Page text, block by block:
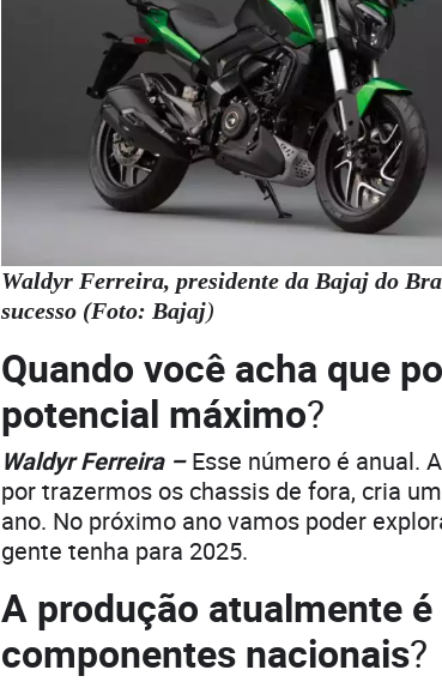
Waldyr Ferreira, presidente da Bajaj do
sucesso (Foto: Bajaj)
Quando você acha que
potencial máximo?
Waldyr Ferreira –Esse número é anual.
por trazermos os chassis de fora, cria
ano. No próximo ano vamos poder
gente tenha para 2025.
A produção atualmente
componentes nacionais?